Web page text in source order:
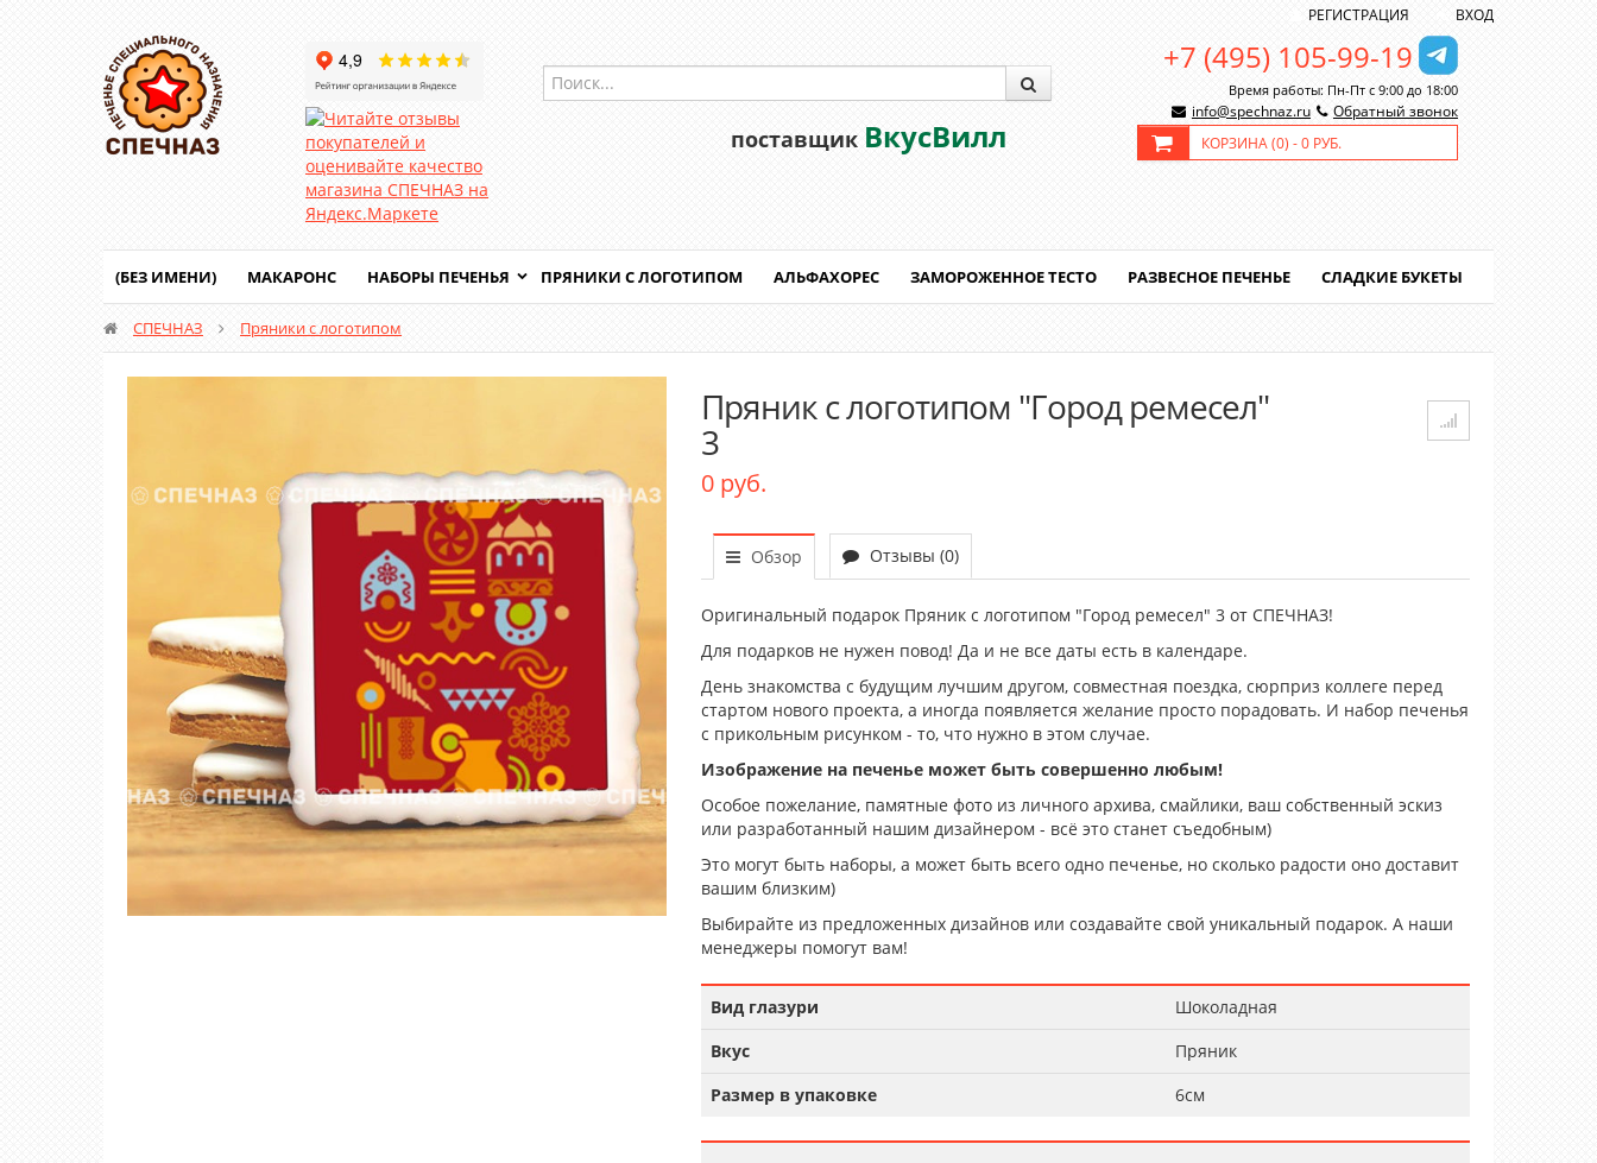
РЕГИСТРАЦИЯ ВХОД
поставщик ВкусВилл
+7 (495) 105-99-19
Время работы: Пн-Пт с 9:00 до 18:00
info@spechnaz.ru
Обратный звонок
КОРЗИНА (0) -0 РУБ.
(БЕЗ ИМЕНИ) МАКАРОНС НАБОРЫ ПЕЧЕНЬЯ ПРЯНИКИ С ЛОГОТИПОМ АЛЬФАХОРЕС ЗАМОРОЖЕННОЕ ТЕСТО РАЗВЕСНОЕ ПЕЧЕНЬЕ СЛАДКИЕ БУКЕТЫ
СПЕЧНАЗ Пряники с логотипом
Пряник с логотипом "Город ремесел"
3
0 руб.
Обзор Отзывы (0)
Оригинальный подарок Пряник с логотипом "Город ремесел" 3 от СПЕЧНАЗ!
Для подарков не нужен повод! Да и не все даты есть в календаре.
День знакомства с будущим лучшим другом, совместная поездка, сюрприз коллеге перед
стартом нового проекта, а иногда появляется желание просто порадовать. И набор печенья
с прикольным рисунком - то, что нужно в этом случае.
Изображение на печенье может быть совершенно любым!
Особое пожелание, памятные фото из личного архива, смайлики, ваш собственный эскиз
или разработанный нашим дизайнером - всё это станет съедобным)
Это могут быть наборы, а может быть всего одно печенье, но сколько радости оно доставит
вашим близким)
Выбирайте из предложенных дизайнов или создавайте свой уникальный подарок. А наши
менеджеры помогут вам!
Вид глазури
Шоколадная
Вкус
Пряник
Размер в упаковке
6см